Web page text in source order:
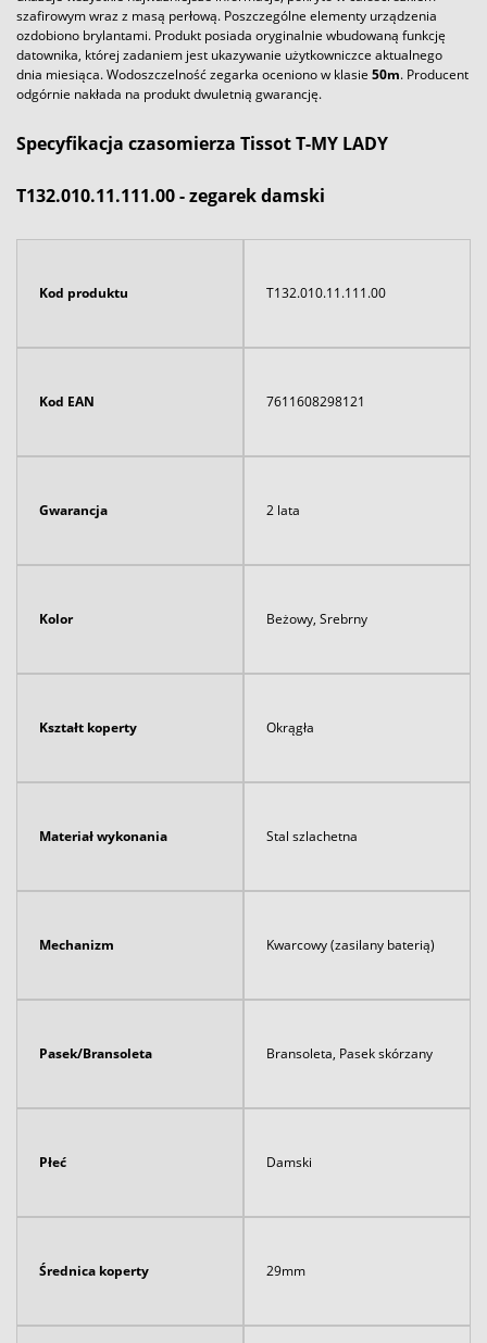
szafirowym wraz z masą perłową. Poszczególne elementy urządzenia
ozdobiono brylantami. Produkt posiada oryginalnie wbudowaną funkcję
datownika, której zadaniem jest ukazywanie użytkowniczce aktualnego
dnia miesiąca. Wodoszczelność zegarka oceniono w klasie 50m. Producent
odgórnie nakłada na produkt dwuletnią gwarancję.
Specyfikacja czasomierza Tissot T-MY LADY
T132.010.11.111.00 - zegarek damski
Kod produktu T132.010.11.111.00
Kod EAN 7611608298121
Gwarancja 2 lata
Kolor Beżowy, Srebrny
Kształt koperty Okrągła
Materiał wykonania Stal szlachetna
Mechanizm Kwarcowy (zasilany baterią)
Pasek/Bransoleta Bransoleta, Pasek skórzany
Płeć Damski
Średnica koperty 29mm